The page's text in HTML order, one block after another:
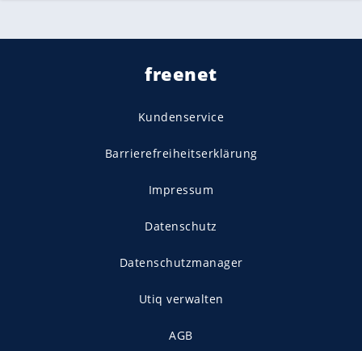
freenet
Kundenservice
Barrierefreiheitserklärung
Impressum
Datenschutz
Datenschutzmanager
Utiq verwalten
AGB